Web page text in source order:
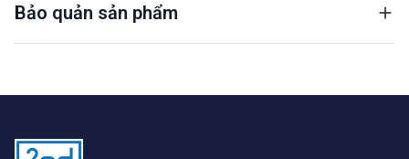
Bảo quản sản phẩm